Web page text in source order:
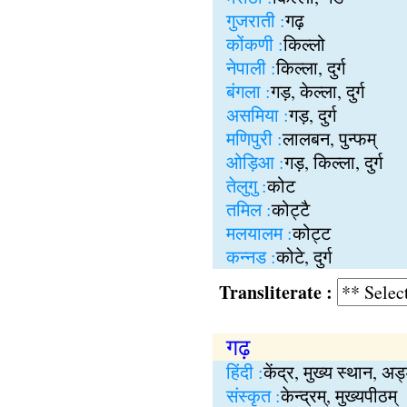
गुजराती :गढ़
कोंकणी :किल्लो
नेपाली :किल्ला, दुर्ग
बंगला :गड़, केल्ला, दुर्ग
असमिया :गड़, दुर्ग
मणिपुरी :लालबन, पुन्फम्
ओड़िआ :गड़, किल्ला, दुर्ग
तेलुगु :कोट
तमिल :कोट्टै
मलयालम :कोट्ट
कन्नड :कोटे, दुर्ग
Transliterate :
गढ़
हिंदी :केंद्र, मुख्य स्थान,
संस्कृत :केन्द्रम्, मुख्यपीठम्